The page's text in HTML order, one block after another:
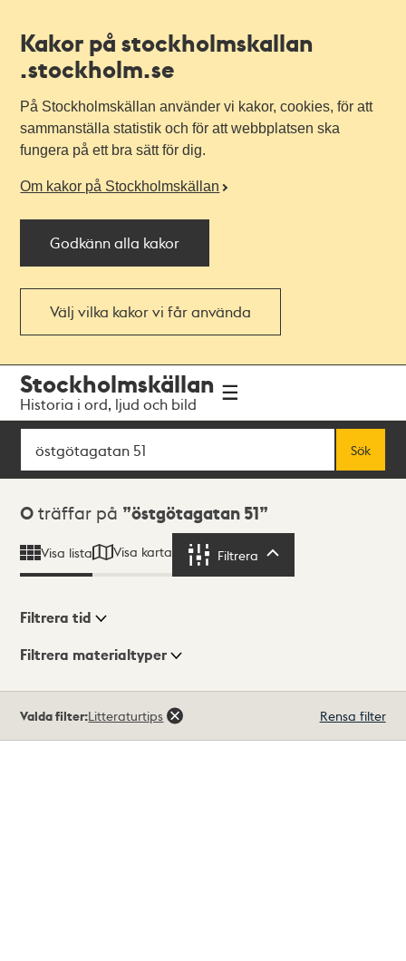
Kakor på stockholmskallan
.stockholm.se
På Stockholmskällan använder vi kakor, cookies, för att
sammanställa statistik och för att webbplatsen ska
fungera på ett bra sätt för dig.
Om kakor på Stockholmskällan
Godkänn alla kakor
Välj vilka kakor vi får använda
navigationen
huvudinnehållet
Stockholmskällan
Historia i ord, ljud och bild
Sök
Sök
Sökresultat
0 träffar på östgötagatan 51
Visa lista Visa karta Filtrera
Visningsläge
Filtrera tid
Filtrera materialtyper
träffar
Valda filter:Litteraturtips Rensa filter